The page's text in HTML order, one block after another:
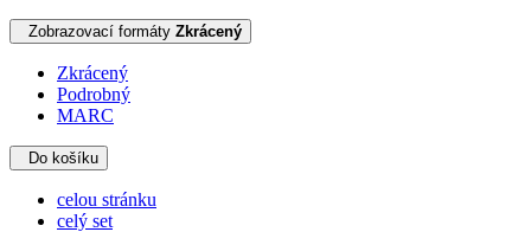
Zobrazovací formáty Zkrácený
Zkrácený
Podrobný
MARC
Do košíku
celou stránku
celý set